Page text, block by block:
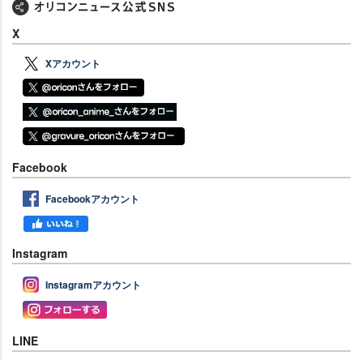
X
Xアカウント
Facebook
Facebookアカウント
Instagram
Instagramアカウント
LINE